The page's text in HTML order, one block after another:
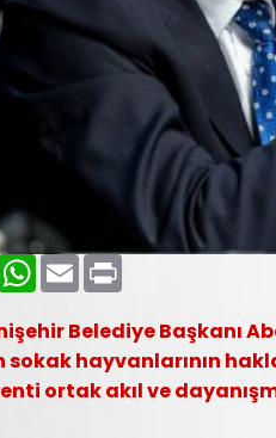
WhatsApp
EmailPrint
Belediye Başkanı
sokak hayvanlarının
ortak akıl ve